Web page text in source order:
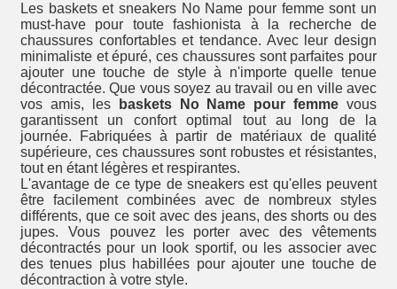
Les baskets et sneakers No Name pour femme sont un
must-have pour toute fashionista à la recherche de
chaussures confortables et tendance. Avec leur design
minimaliste et épuré, ces chaussures sont parfaites pour
ajouter une touche de style à n'importe quelle tenue
décontractée. Que vous soyez au travail ou en ville avec
vos amis, les
baskets No Name pour femme vous
garantissent un confort optimal tout au long de la
journée. Fabriquées à partir de matériaux de qualité
supérieure, ces chaussures sont robustes et résistantes,
tout en étant légères et respirantes.
L'avantage de ce type de sneakers est qu'elles peuvent
être facilement combinées avec de nombreux styles
différents, que ce soit avec des jeans, des shorts ou des
jupes. Vous pouvez les porter avec des vêtements
décontractés pour un look sportif, ou les associer avec
des tenues plus habillées pour ajouter une touche de
décontraction à votre style.